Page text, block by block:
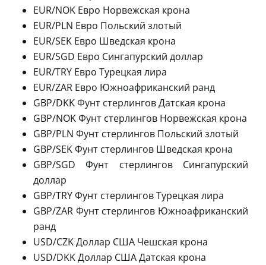
EUR/NOK Евро Норвежская крона
EUR/PLN Евро Польский злотый
EUR/SEK Евро Шведская крона
EUR/SGD Евро Сингапурский доллар
EUR/TRY Евро Турецкая лира
EUR/ZAR Евро Южноафриканский ранд
GBP/DKK Фунт стерлингов Датская крона
GBP/NOK Фунт стерлингов Норвежская крона
GBP/PLN Фунт стерлингов Польский злотый
GBP/SEK Фунт стерлингов Шведская крона
GBP/SGD Фунт стерлингов Сингапурский
доллар
GBP/TRY Фунт стерлингов Турецкая лира
GBP/ZAR Фунт стерлингов Южноафриканский
ранд
USD/CZK Доллар США Чешская крона
USD/DKK Доллар США Датская крона